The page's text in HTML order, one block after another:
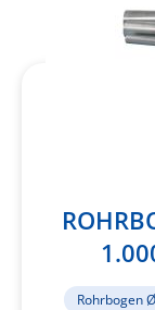
Rohrbogen